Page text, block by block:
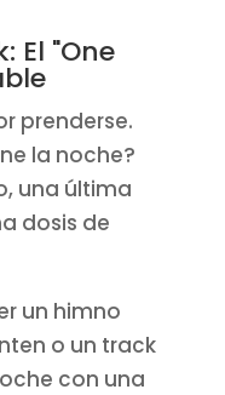
El "One
prenderse.
la noche?
una última
dosis de
un himno
o un track
con una